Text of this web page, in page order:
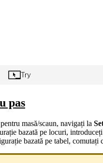
pas
masă/scaun, navigați la
bazată pe locuri,
bazată pe tabel,